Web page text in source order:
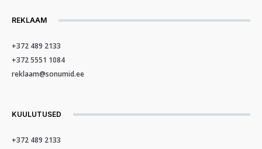
REKLAAM
+372 489 2133
+372 5551 1084
reklaam@sonumid.ee
KUULUTUSED
+372 489 2133